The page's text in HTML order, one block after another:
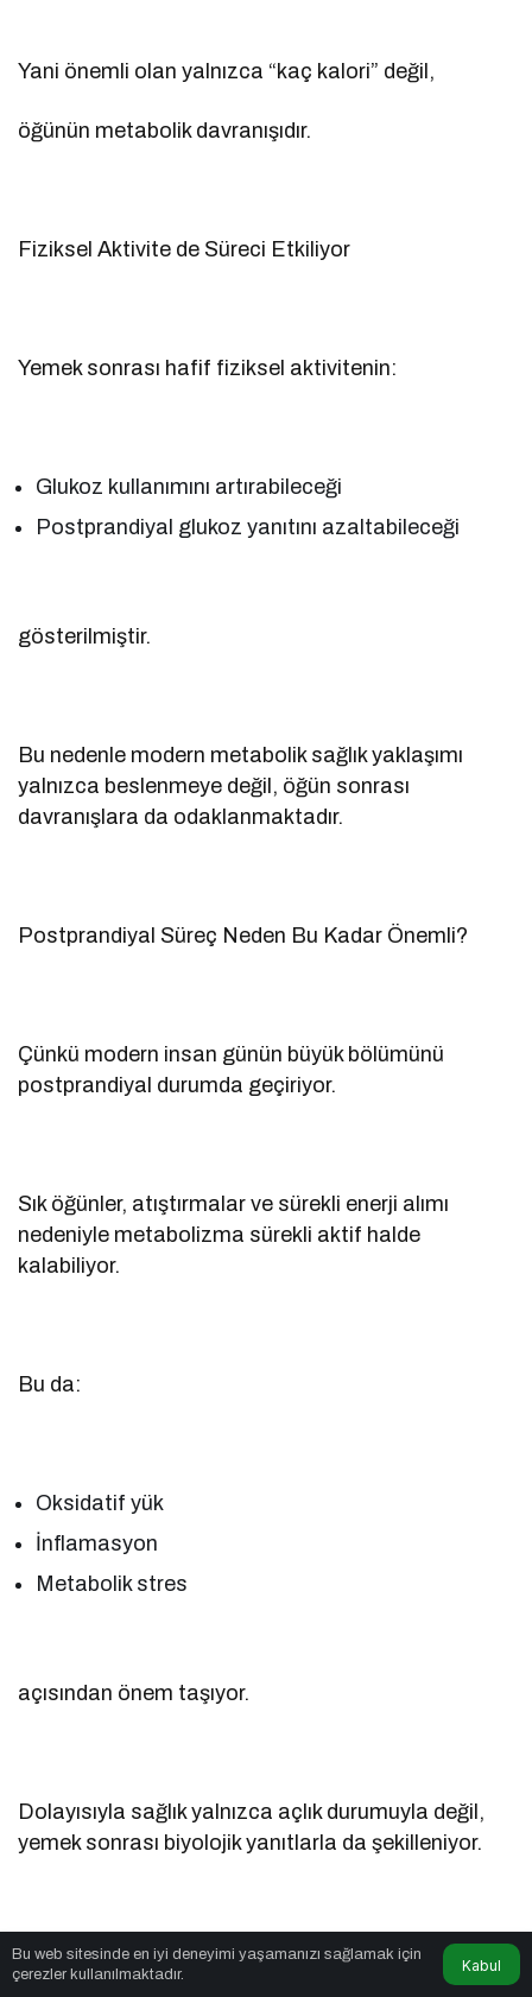
Yani önemli olan yalnızca “kaç kalori” değil,
öğünün metabolik davranışıdır.
Fiziksel Aktivite de Süreci Etkiliyor
Yemek sonrası hafif fiziksel aktivitenin:
Glukoz kullanımını artırabileceği
Postprandiyal glukoz yanıtını azaltabileceği
gösterilmiştir.
Bu nedenle modern metabolik sağlık yaklaşımı
yalnızca beslenmeye değil, öğün sonrası
davranışlara da odaklanmaktadır.
Postprandiyal Süreç Neden Bu Kadar Önemli?
Çünkü modern insan günün büyük bölümünü
postprandiyal durumda geçiriyor.
Sık öğünler, atıştırmalar ve sürekli enerji alımı
nedeniyle metabolizma sürekli aktif halde
kalabiliyor.
Bu da:
Oksidatif yük
İnflamasyon
Metabolik stres
açısından önem taşıyor.
Dolayısıyla sağlık yalnızca açlık durumuyla değil,
yemek sonrası biyolojik yanıtlarla da şekilleniyor.
Neler Yapılabilir?
Bu web sitesinde en iyi deneyimi yaşamanızı sağlamak için
çerezler kullanılmaktadır.
Kabul